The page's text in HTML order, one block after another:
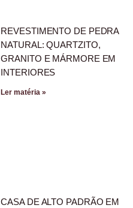
REVESTIMENTO DE PEDRA
NATURAL: QUARTZITO,
GRANITO E MÁRMORE EM
INTERIORES
Ler matéria »
CASA DE ALTO PADRÃO EM